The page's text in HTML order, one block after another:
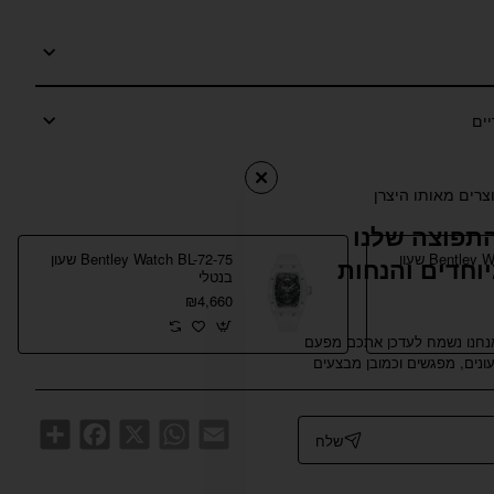
שלנו
והנחות
נשמח לעדכן אתכם מפעם
מפגשים וכמובן מבצעים
שלח
מאותו היצרן
Bentley Watch BL-20-49 שעון
Bentley Watch BL-72-75 שעון
בנטלי
₪4,660